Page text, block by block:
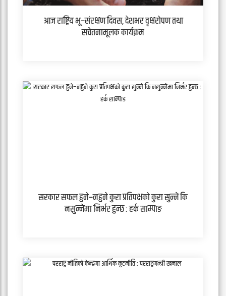
आज राष्ट्रिय भू–संरक्षण दिवस, देशभर वृक्षरोपण तथा
सचेतनामूलक कार्यक्रम
सरकार सफल हुने–नहुने कुरा प्रतिपक्षको कुरा सुन्ने कि
नसुन्नेमा निर्भर हुन्छ : हर्क साम्पाङ